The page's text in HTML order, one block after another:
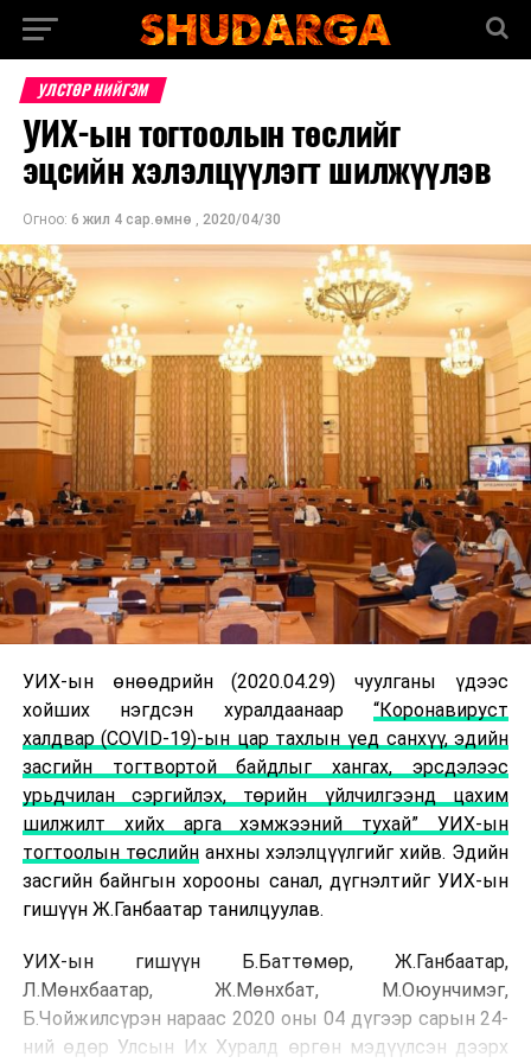
УЛСТӨР НИЙГЭМ
УИХ-ын тогтоолын төслийг
эцсийн хэлэлцүүлэгт шилжүүлэв
Огноо: 6 жил 4 сар.өмнө , 2020/04/30
УИХ-ын өнөөдрийн (2020.04.29) чуулганы үдээс
хойших нэгдсэн хуралдаанаар“Коронавируст
халдвар (COVID-19)-ын цар тахлын үед санхүү, эдийн
засгийн тогтвортой байдлыг хангах, эрсдэлээс
урьдчилан сэргийлэх, төрийн үйлчилгээнд цахим
шилжилт хийх арга хэмжээний тухай” УИХ-ын
тогтоолын төслийнанхны хэлэлцүүлгийг хийв. Эдийн
засгийн байнгын хорооны санал, дүгнэлтийг УИХ-ын
гишүүн Ж.Ганбаатар танилцуулав.
УИХ-ын гишүүн Б.Баттөмөр, Ж.Ганбаатар,
Л.Мөнхбаатар, Ж.Мөнхбат, М.Оюунчимэг,
Б.Чойжилсүрэн нараас 2020 оны 04 дүгээр сарын 24-
ний өдөр Улсын Их Хуралд өргөн мэдүүлсэн дээрх